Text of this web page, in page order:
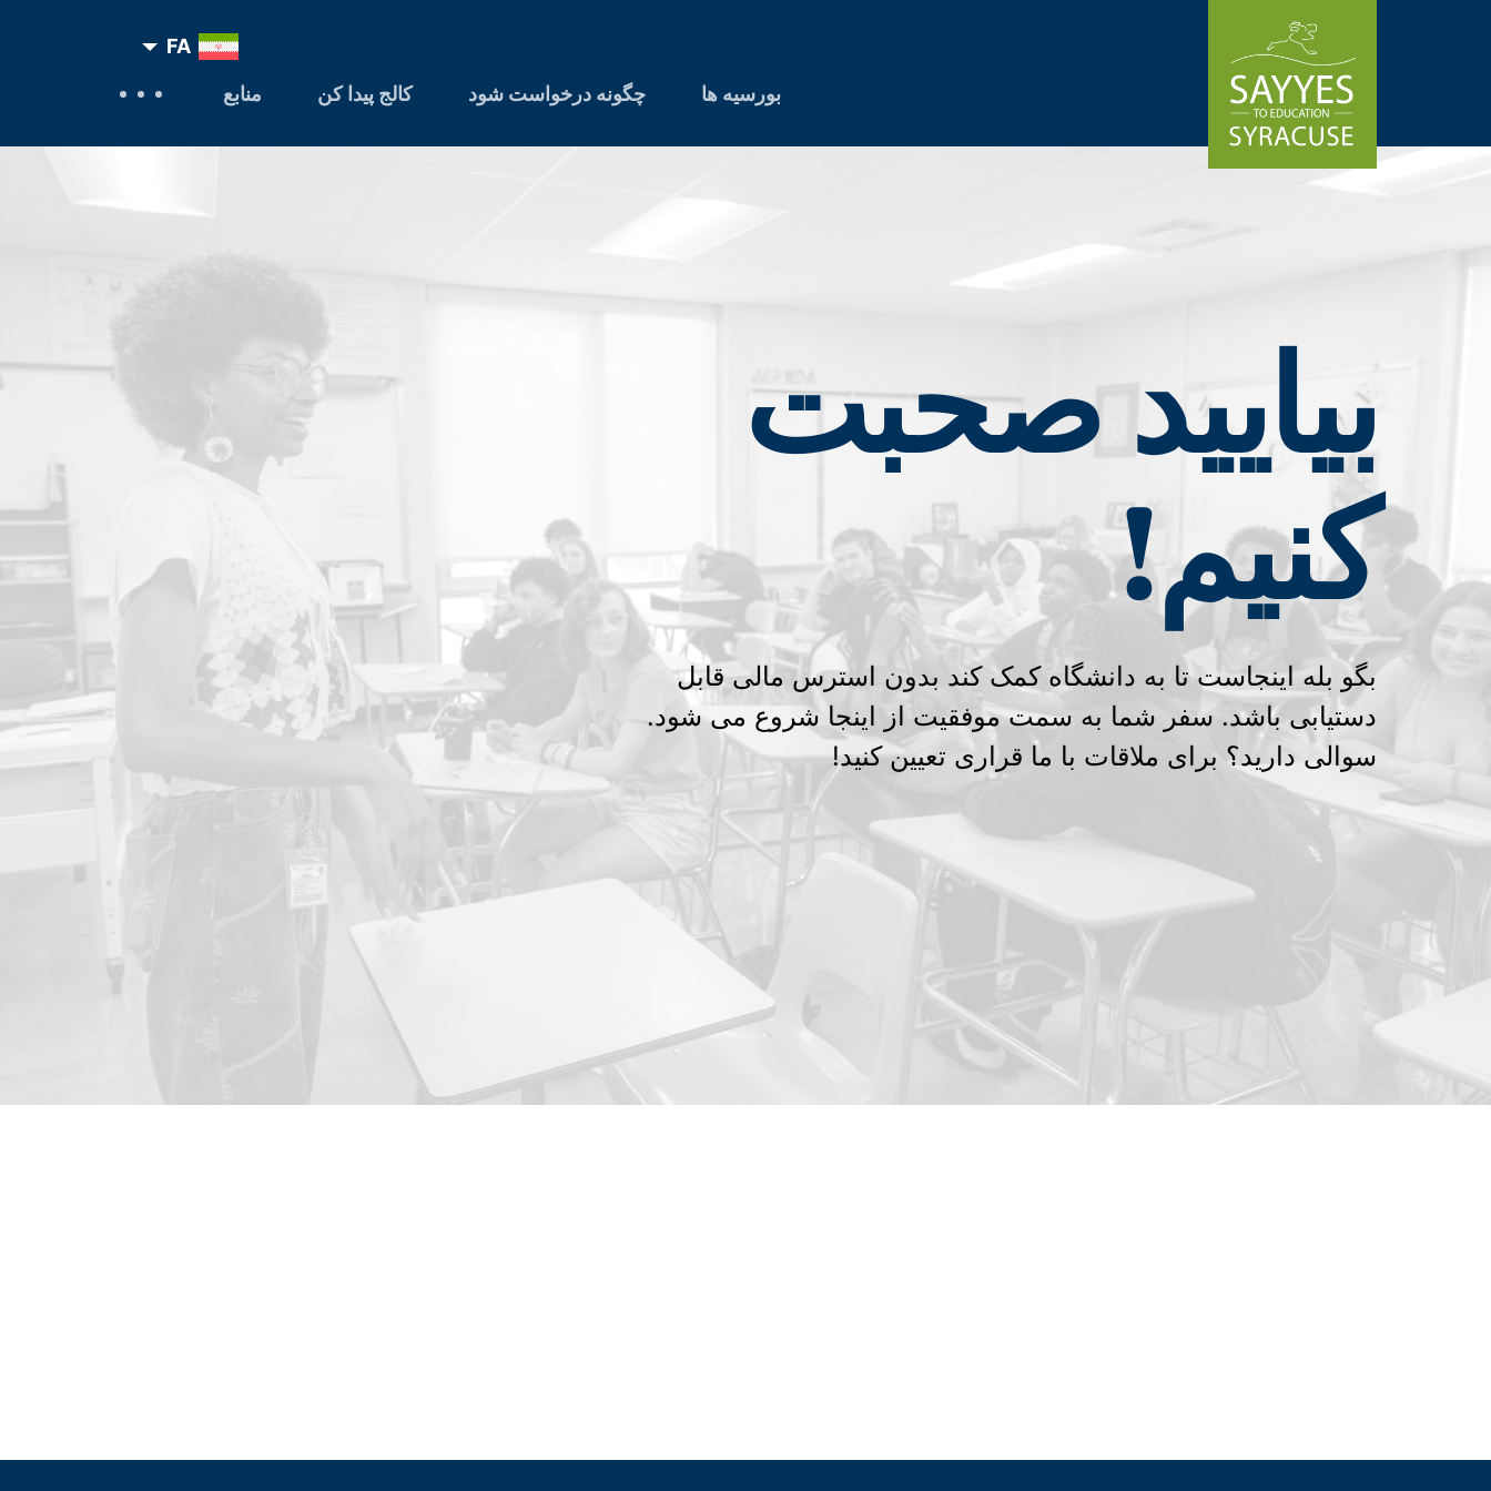
FA
بورسیه ها چگونه درخواست شود کالج پیدا کن منابع
بیایید صحبت
کنیم!
بگو بله اینجاست تا به دانشگاه کمک کند بدون استرس مالی قابل
دستیابی باشد. سفر شما به سمت موفقیت از اینجا شروع می شود.
سوالی دارید؟ برای ملاقات با ما قراری تعیین کنید!